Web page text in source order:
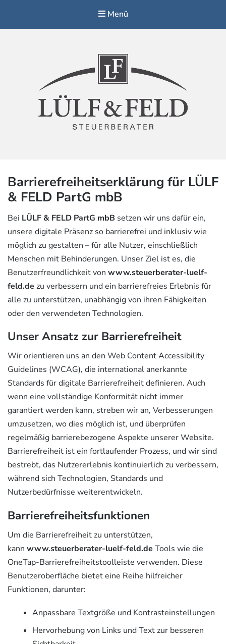
Menü
Barrierefreiheitserklärung für LÜLF
& FELD PartG mbB
Bei LÜLF & FELD PartG mbB setzen wir uns dafür ein,
unsere digitale Präsenz so barrierefrei und inklusiv wie
möglich zu gestalten – für alle Nutzer, einschließlich
Menschen mit Behinderungen. Unser Ziel ist es, die
Benutzerfreundlichkeit von www.steuerberater-luelf-
feld.de zu verbessern und ein barrierefreies Erlebnis für
alle zu unterstützen, unabhängig von ihren Fähigkeiten
oder den verwendeten Technologien.
Unser Ansatz zur Barrierefreiheit
Wir orientieren uns an den Web Content Accessibility
Guidelines (WCAG), die international anerkannte
Standards für digitale Barrierefreiheit definieren. Auch
wenn eine vollständige Konformität nicht immer
garantiert werden kann, streben wir an, Verbesserungen
umzusetzen, wo dies möglich ist, und überprüfen
regelmäßig barrierebezogene Aspekte unserer Website.
Barrierefreiheit ist ein fortlaufender Prozess, und wir sind
bestrebt, das Nutzererlebnis kontinuierlich zu verbessern,
während sich Technologien, Standards und
Nutzerbedürfnisse weiterentwickeln.
Barrierefreiheitsfunktionen
Um die Barrierefreiheit zu unterstützen,
kann www.steuerberater-luelf-feld.de Tools wie die
OneTap-Barrierefreiheitstoolleiste verwenden. Diese
Benutzeroberfläche bietet eine Reihe hilfreicher
Funktionen, darunter:
Anpassbare Textgröße und Kontrasteinstellungen
Hervorhebung von Links und Text zur besseren